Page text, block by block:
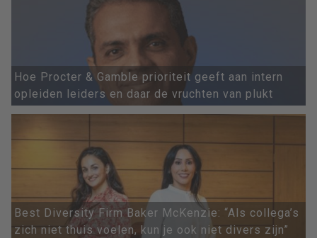
Hoe Procter & Gamble prioriteit geeft aan intern
opleiden leiders en daar de vruchten van plukt
Best Diversity Firm Baker McKenzie: “Als collega’s
zich niet thuis voelen, kun je ook niet divers zijn”